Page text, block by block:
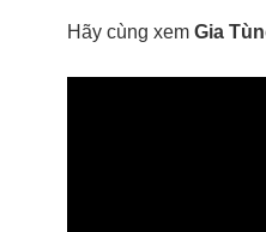
Hãy cùng xem Gia